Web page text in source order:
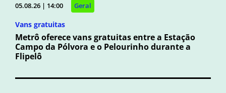
05.08.26 | 14:00 Geral
Vans gratuitas
Metrô oferece vans gratuitas entre a Estação
Campo da Pólvora e o Pelourinho durante a
Flipelô